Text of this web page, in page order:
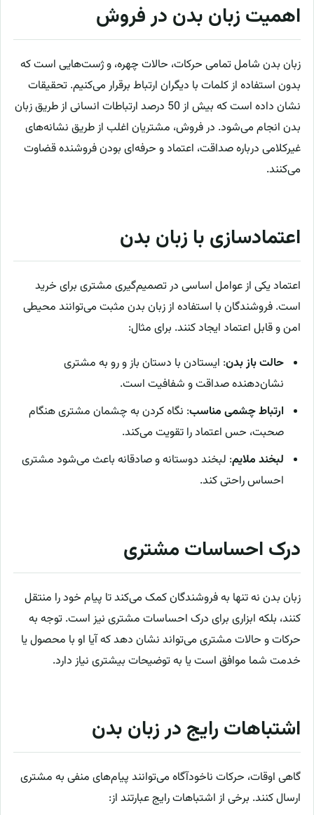
اهمیت زبان بدن در فروش
زبان بدن شامل تمامی حرکات، حالات چهره، و ژست‌هایی است که
بدون استفاده از کلمات با دیگران ارتباط برقرار می‌کنیم. تحقیقات
نشان داده است که بیش از 50 درصد ارتباطات انسانی از طریق زبان
بدن انجام می‌شود. در فروش، مشتریان اغلب از طریق نشانه‌های
غیرکلامی درباره صداقت، اعتماد و حرفه‌ای بودن فروشنده قضاوت
می‌کنند.
اعتمادسازی با زبان بدن
اعتماد یکی از عوامل اساسی در تصمیم‌گیری مشتری برای خرید
است. فروشندگان با استفاده از زبان بدن مثبت می‌توانند محیطی
امن و قابل اعتماد ایجاد کنند. برای مثال:
حالت باز بدن: ایستادن با دستان باز و رو به مشتری
نشان‌دهنده صداقت و شفافیت است.
ارتباط چشمی مناسب: نگاه کردن به چشمان مشتری هنگام
صحبت، حس اعتماد را تقویت می‌کند.
لبخند ملایم: لبخند دوستانه و صادقانه باعث می‌شود مشتری
احساس راحتی کند.
درک احساسات مشتری
زبان بدن نه تنها به فروشندگان کمک می‌کند تا پیام خود را منتقل
کنند، بلکه ابزاری برای درک احساسات مشتری نیز است. توجه به
حرکات و حالات مشتری می‌تواند نشان دهد که آیا او با محصول یا
خدمت شما موافق است یا به توضیحات بیشتری نیاز دارد.
اشتباهات رایج در زبان بدن
گاهی اوقات، حرکات ناخودآگاه می‌توانند پیام‌های منفی به مشتری
ارسال کنند. برخی از اشتباهات رایج عبارتند از: